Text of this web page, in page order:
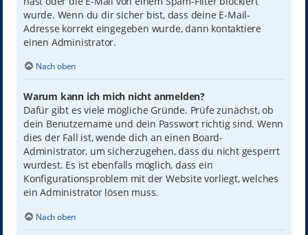
wurde. Wenn du dir sicher bist, dass deine E-Mail-
Adresse korrekt eingegeben wurde, dann kontaktiere
einen Administrator.
Nach oben
Warum kann ich mich nicht anmelden?
Dafür gibt es viele mögliche Gründe. Prüfe zunächst, ob
dein Benutzername und dein Passwort richtig sind. Wenn
dies der Fall ist, wende dich an einen Board-
Administrator, um sicherzugehen, dass du nicht gesperrt
wurdest. Es ist ebenfalls möglich, dass ein
Konfigurationsproblem mit der Website vorliegt, welches
ein Administrator lösen muss.
Nach oben